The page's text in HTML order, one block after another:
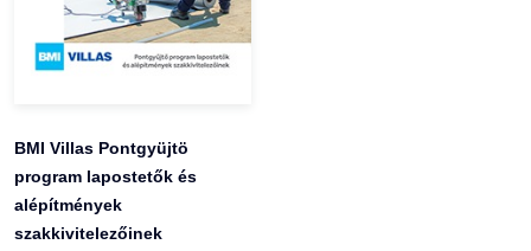
BMI Villas Pontgyüjtö
program lapostetők és
alépítmények
szakkivitelezőinek